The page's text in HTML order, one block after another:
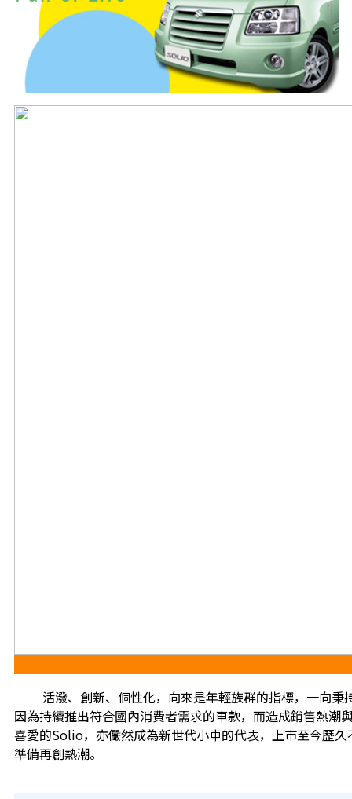
活潑、創新、個性化，向來是年輕族群的指標，一向秉
因為持續推出符合國內消費者需求的車款，而造成銷售熱潮
喜愛的Solio，亦儼然成為新世代小車的代表，上市至今歷
準備再創熱潮。